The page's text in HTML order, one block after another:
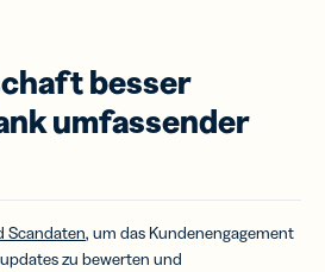
besser
umfassender
Scandaten, um das Kundenengagement
zu bewerten und